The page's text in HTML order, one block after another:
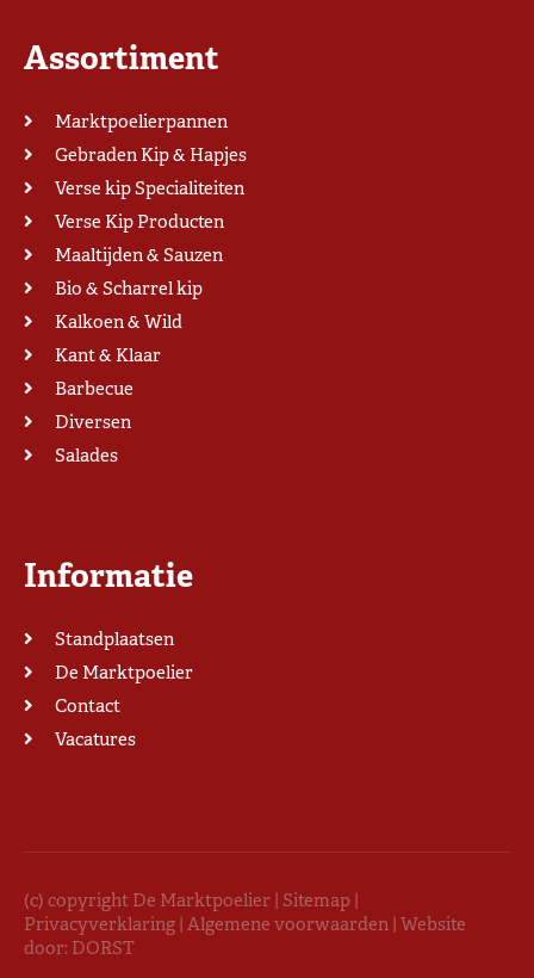
Assortiment
Marktpoelierpannen
Gebraden Kip & Hapjes
Verse kip Specialiteiten
Verse Kip Producten
Maaltijden & Sauzen
Bio & Scharrel kip
Kalkoen & Wild
Kant & Klaar
Barbecue
Diversen
Salades
Informatie
Standplaatsen
De Marktpoelier
Contact
Vacatures
(c) copyright De Marktpoelier | Sitemap |
Privacyverklaring | Algemene voorwaarden | Website
door: DORST